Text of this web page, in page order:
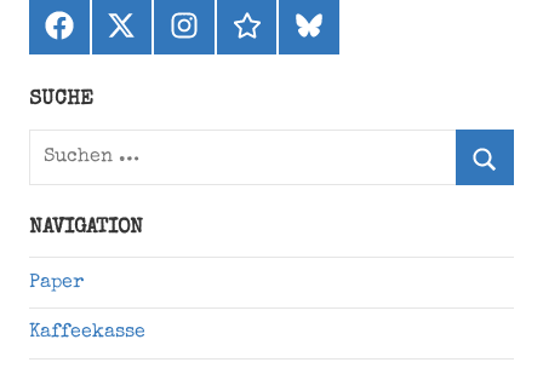
Facebook
X
(ehemals
Instagramthreadsbluesky
SUCHE
Suchen
NAVIGATION
Paper
Kaffeekasse